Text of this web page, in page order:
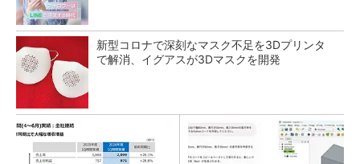
新型コロナで深刻なマスク不足を3Dプリンタ
で解消、イグアスが3Dマスクを開発